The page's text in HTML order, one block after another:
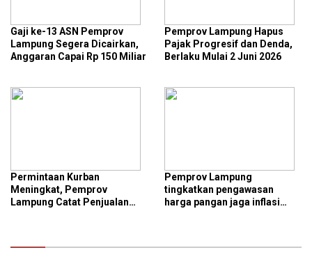
Gaji ke-13 ASN Pemprov
Lampung Segera Dicairkan,
Anggaran Capai Rp 150 Miliar
Pemprov Lampung Hapus
Pajak Progresif dan Denda,
Berlaku Mulai 2 Juni 2026
Permintaan Kurban
Meningkat, Pemprov
Lampung Catat Penjualan
Pemprov Lampung
tingkatkan pengawasan
harga pangan jaga inflasi